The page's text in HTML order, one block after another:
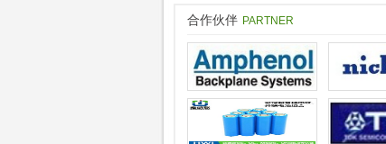
合作伙伴 PARTNER